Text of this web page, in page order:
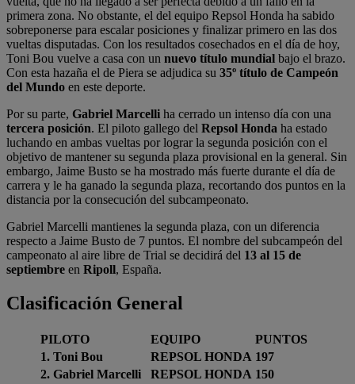
primera zona. No obstante, el del equipo Repsol Honda ha sabido
sobreponerse para escalar posiciones y finalizar primero en las dos
vueltas disputadas. Con los resultados cosechados en el día de hoy,
Toni Bou vuelve a casa con un nuevo título mundial bajo el brazo.
Con esta hazaña el de Piera se adjudica su 35º título de Campeón
del Mundo en este deporte.
Por su parte, Gabriel Marcelli ha cerrado un intenso día con una
tercera posición. El piloto gallego del Repsol Honda ha estado
luchando en ambas vueltas por lograr la segunda posición con el
objetivo de mantener su segunda plaza provisional en la general. Sin
embargo, Jaime Busto se ha mostrado más fuerte durante el día de
carrera y le ha ganado la segunda plaza, recortando dos puntos en la
distancia por la consecución del subcampeonato.
Gabriel Marcelli mantienes la segunda plaza, con un diferencia
respecto a Jaime Busto de 7 puntos. El nombre del subcampeón del
campeonato al aire libre de Trial se decidirá del 13 al 15 de
septiembre en Ripoll, España.
Clasificación General
PILOTO EQUIPO
PUNTOS
1. Toni Bou
REPSOL HONDA 197
2. Gabriel Marcelli
REPSOL HONDA 150